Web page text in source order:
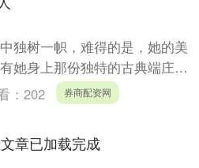
独树一帜，难得的是，她的美
她身上那份独特的古典端庄和
了古典与现代的美丽，至今少
： 202 券商配资网
章已加载完成